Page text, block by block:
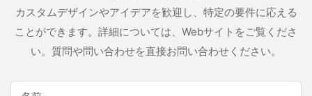
カスタムデザインやアイデアを歓迎し、特定の要件に応える
ことができます。詳細については、Webサイトをご覧くださ
い。質問や問い合わせを直接お問い合わせください。